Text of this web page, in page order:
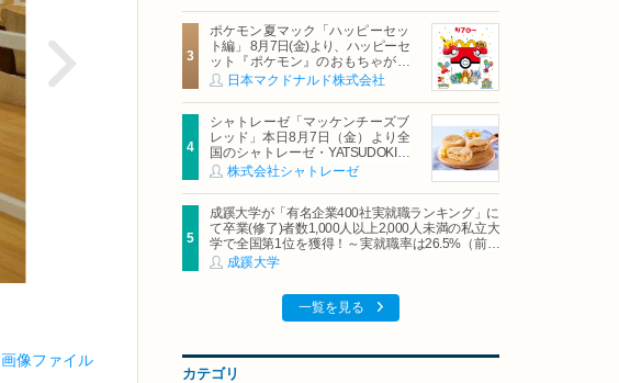
画像ファイル
ポケモン夏マック「ハッピーセッ
ト編」 8月7日(金)より、ハッピーセ
ット『ポケモン』のおもちゃが期
間限定登場
日本マクドナルド株式会社
シャトレーゼ「マッケンチーズブ
レッド」本日8月7日（金）より全
国のシャトレーゼ・YATSUDOKIで
発売株式会社シャトレーゼ
成蹊大学が「有名企業400社実就職ランキング」に
て卒業(修了)者数1,000人以上2,000人未満の私立大
学で全国第1位を獲得！～実就職率は26.5%（前年
比＋4.3pt）に伸長、東京の私立大学でも10位にラ
ンクイン～
成蹊大学
一覧を見る
カテゴリ